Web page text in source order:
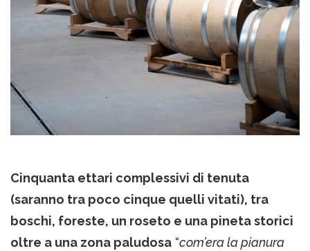
Cinquanta ettari complessivi di tenuta
(saranno tra poco cinque quelli vitati), tra
boschi, foreste, un roseto e una pineta storici
oltre a una zona paludosa “com’era la pianura